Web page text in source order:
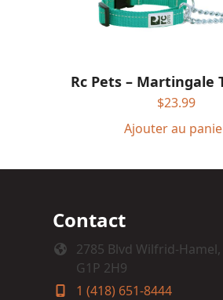
Rc Pets – Martingale
$23.99
Ajouter au
Contact
2785 Blvd Wilfrid-
G1P 2H9
1 (418) 651-8444